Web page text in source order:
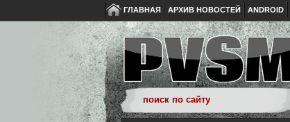
ГЛАВНАЯ АРХИВ НОВОСТЕЙ ANDROID